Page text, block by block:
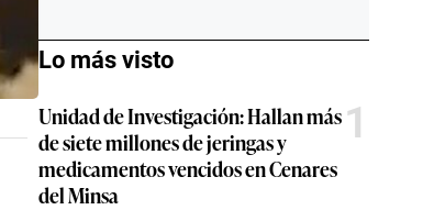
Lo más visto
Unidad de Investigación: Hallan más
de siete millones de jeringas y
medicamentos vencidos en Cenares
del Minsa
1